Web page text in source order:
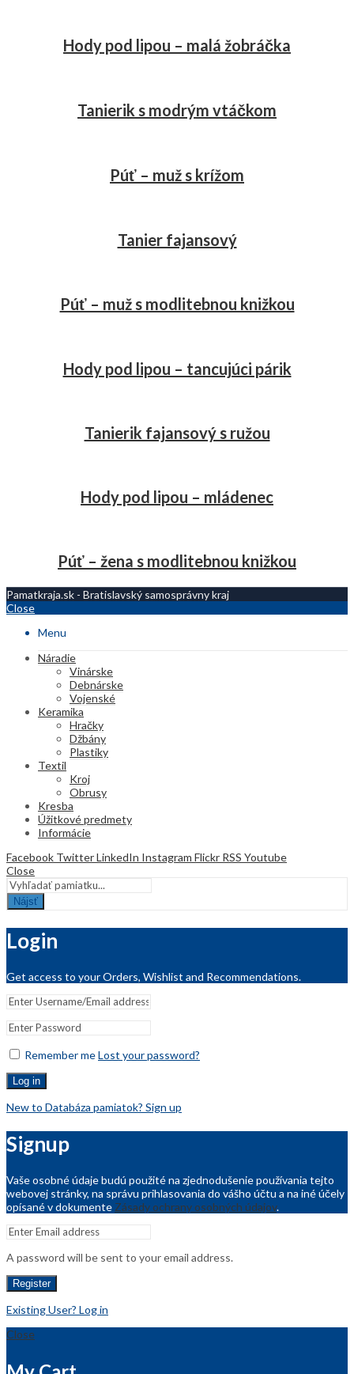
Hody pod lipou – malá žobráčka
Tanierik s modrým vtáčkom
Púť – muž s krížom
Tanier fajansový
Púť – muž s modlitebnou knižkou
Hody pod lipou – tancujúci párik
Tanierik fajansový s ružou
Hody pod lipou – mládenec
Púť – žena s modlitebnou knižkou
Pamatkraja.sk - Bratislavský samosprávny kraj
Close
Menu
Náradie
Vinárske
Debnárske
Vojenské
Keramika
Hračky
Džbány
Plastiky
Textil
Kroj
Obrusy
Kresba
Úžitkové predmety
Informácie
Facebook TwitterLinkedIn Instagram Flickr RSS Youtube
Close
Nájsť
Login
Get access to your Orders, Wishlist and Recommendations.
Remember meLost your password?
Log in
New to Databáza pamiatok? Sign up
Signup
Vaše osobné údaje budú použité na zjednodušenie používania tejto
webovej stránky, na správu prihlasovania do vášho účtu a na iné účely
opísané v dokumente Zásady ochrany osobných údajov.
A password will be sent to your email address.
Register
Existing User? Log in
Close